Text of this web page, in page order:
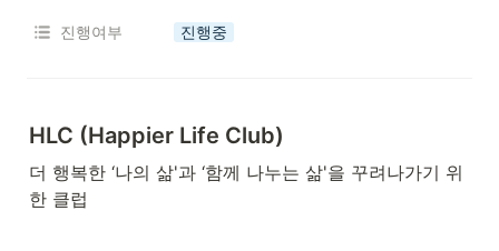
진행여부 진행중
HLC (Happier Life Club)
더 행복한 ‘나의 삶'과 ‘함께 나누는 삶'을 꾸려나가기 위
한 클럽